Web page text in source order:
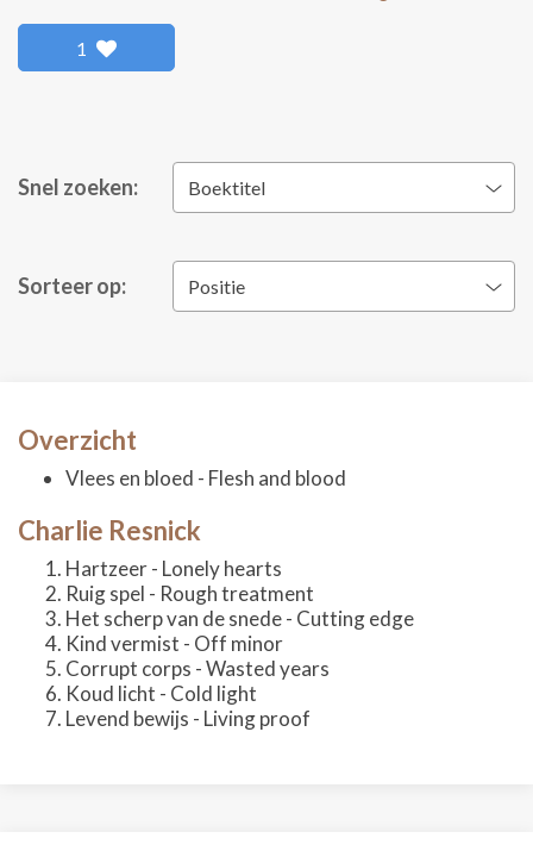
1
Snel zoeken: Boektitel
Sorteer op: Positie
Overzicht
Vlees en bloed - Flesh and blood
Charlie Resnick
Hartzeer - Lonely hearts
Ruig spel - Rough treatment
Het scherp van de snede - Cutting edge
Kind vermist - Off minor
Corrupt corps - Wasted years
Koud licht - Cold light
Levend bewijs - Living proof